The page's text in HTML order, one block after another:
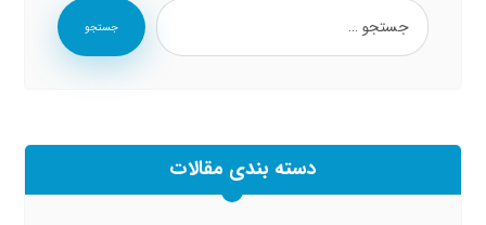
جستجو
دسته بندی مقالات